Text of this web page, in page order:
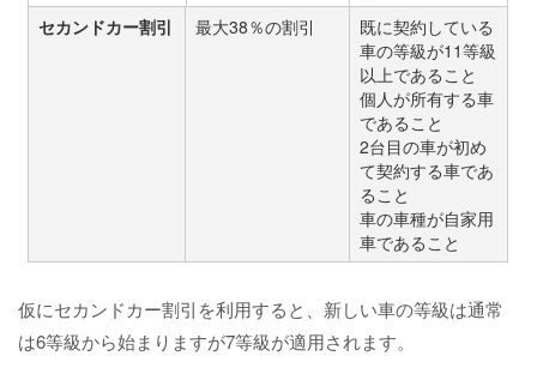
セカンドカー割引
最大38％の割引
既に契約している
車の等級が11等級
以上であること
個人が所有する車
であること
2台目の車が初め
て契約する車であ
ること
車の車種が自家用
車であること
仮にセカンドカー割引を利用すると、新しい車の等級は通常
は6等級から始まりますが7等級が適用されます。